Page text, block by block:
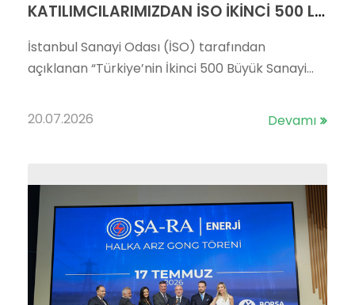
KATILIMCILARIMIZDAN İSO İKİNCİ 500 LİSTESİNDE GURURLANDIRAN BAŞARI
İstanbul Sanayi Odası (İSO) tarafından
açıklanan “Türkiye’nin İkinci 500 Büyük Sanayi...
20.07.2026 Devamı